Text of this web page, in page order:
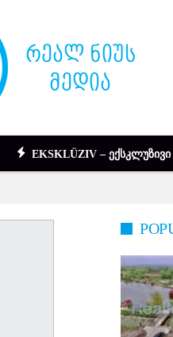
EKSKLÜZIV – ᲔᲥᲡᲙᲚᲣᲖᲘᲕᲘ